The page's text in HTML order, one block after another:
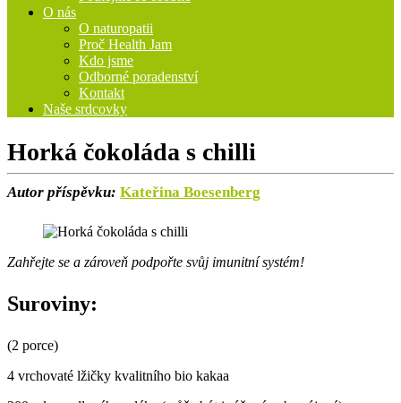
O nás
O naturopatii
Proč Health Jam
Kdo jsme
Odborné poradenství
Kontakt
Naše srdcovky
Horká čokoláda s chilli
Autor příspěvku: Kateřina Boesenberg
Zahřejte se a zároveň podpořte svůj imunitní systém!
Suroviny:
(2 porce)
4 vrchovaté lžičky kvalitního bio kakaa